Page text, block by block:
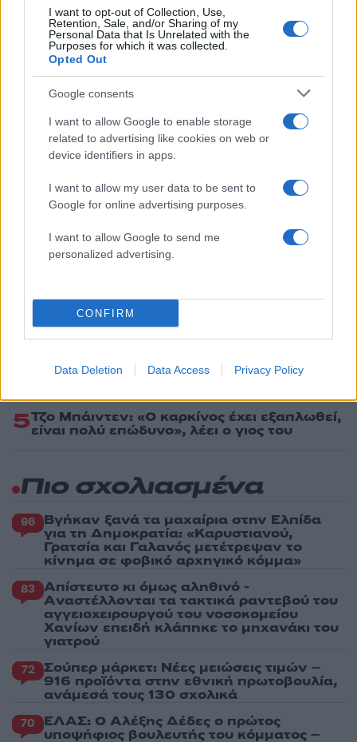
I want to opt-out of Collection, Use,
Retention, Sale, and/or Sharing of my
Personal Data that Is Unrelated with the
Purposes for which it was collected.
Opted Out
Google consents
I want to allow Google to enable storage
related to advertising like cookies on web or
device identifiers in apps.
I want to allow my user data to be sent to
Google for online advertising purposes.
I want to allow Google to send me
personalized advertising.
CONFIRM
Data Deletion Data Access Privacy Policy
Share:
Ακολουθήστε το Νewsit.gr στοGoogle News
ενημερωθείτε πρώτοι για όλη την ειδησεογραφία και τα
τελευταία νέατης ημέρας
Πιο δημοφιλή
Κωνσταντίνος Αργυρός και Αλεξάνδρα
Νίκα κάνουν διακοπές με πολυτελές γιοτ
με τα δύο παιδιά τους
πρότεινε συνεργασία
Θρήνος για τον Λιονέλ Μέσι – Πέθανε ο
πατέρας του, Χόρχε
Ελίζαμπεθ Ελέτσι και Νεκτάριος Λεμονίδης
πήγαν στον Άγιο Νεκτάριο Βούλας για να
5Τζο Μπάιντεν: «Ο καρκίνος έχει εξαπλωθεί,
είναι πολύ επώδυνο», λέει ο γιος του
Πιο σχολιασμένα
96 Βγήκαν ξανά τα μαχαίρια στην Ελπίδα
για τη Δημοκρατία: «Καρυστιανού,
Γρατσία και Γαλανός μετέτρεψαν το
κίνημα σε φοβικό αρχηγικό κόμμα»
83 Απίστευτο κι όμως αληθινό -
Aναστέλλονται τα τακτικά ραντεβού του
αγγειοχειρουργού του νοσοκομείου
Χανίων επειδή κλάπηκε το μηχανάκι του
γιατρού
72 Σούπερ μάρκετ: Νέες μειώσεις τιμών –
916 προϊόντα στην εθνική πρωτοβουλία,
ανάμεσά τους 130 σχολικά
70 ΕΛΑΣ: Ο Αλέξης Δέδες ο πρώτος
υποψήφιος βουλευτής του κόμματος –